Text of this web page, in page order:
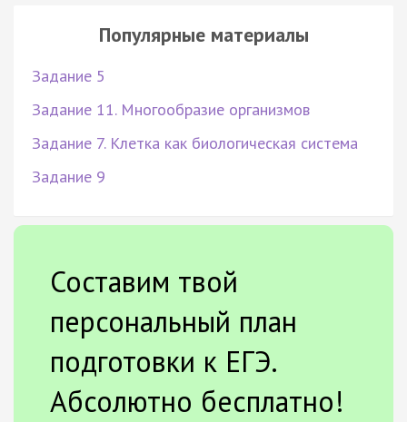
Популярные материалы
Задание 5
Задание 11. Многообразие организмов
Задание 7. Клетка как биологическая система
Задание 9
Составим твой
персональный план
подготовки к ЕГЭ.
Абсолютно бесплатно!